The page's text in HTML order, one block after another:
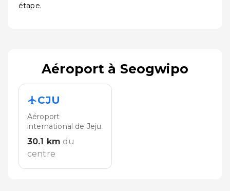
étape.
Aéroport à Seogwipo
CJU
Aéroport
international de Jeju
30.1 km du
centre